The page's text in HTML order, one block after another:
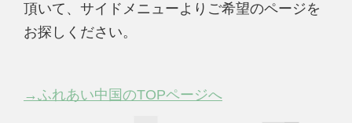
頂いて、サイドメニューよりご希望のページを
お探しください。
→ふれあい中国のTOPページへ